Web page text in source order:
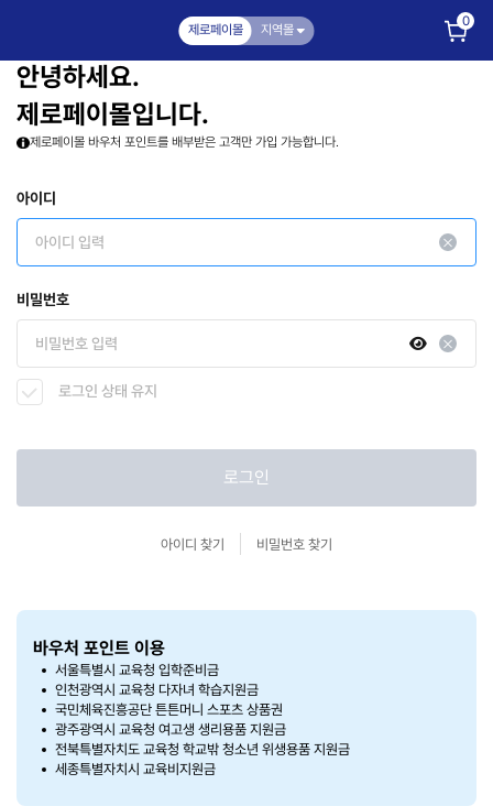
제로페이몰 지역몰
0
안녕하세요.
제로페이몰입니다.
제로페이몰 바우처 포인트를 배부받은 고객만 가입 가능합니다.
아이디
비밀번호
로그인 상태 유지
로그인
아이디 찾기 비밀번호 찾기
바우처 포인트 이용
서울특별시 교육청 입학준비금
인천광역시 교육청 다자녀 학습지원금
국민체육진흥공단 튼튼머니 스포츠 상품권
광주광역시 교육청 여고생 생리용품 지원금
전북특별자치도 교육청 학교밖 청소년 위생용품 지원금
세종특별자치시 교육비지원금